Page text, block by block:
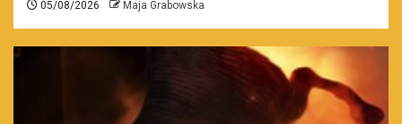
05/08/2026 Maja Grabowska